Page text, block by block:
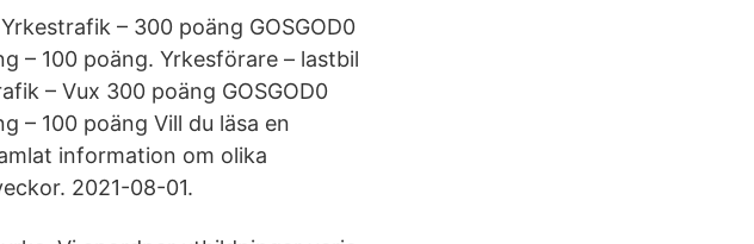
– 300 poäng GOSGOD0
– 100 poäng. Yrkesförare – lastbil
– Vux 300 poäng GOSGOD0
– 100 poäng Vill du läsa en
information om olika
2021-08-01.